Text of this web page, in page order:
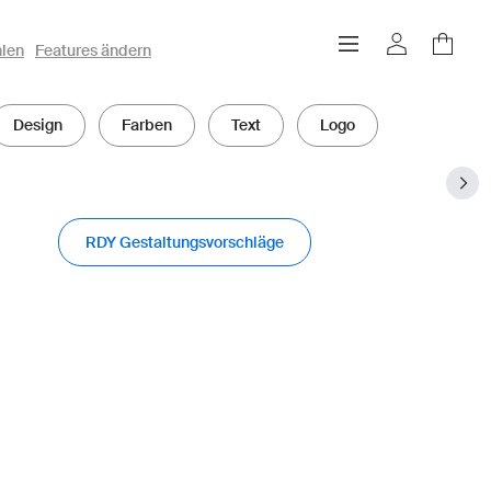
Features ändern
Design Farben Text Logo
RDY Gestaltungsvorschläge